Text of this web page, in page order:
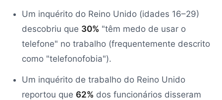
Um inquérito do Reino Unido (idades 16–29)
descobriu que 30% "têm medo de usar o
telefone" no trabalho (frequentemente descrito
como "telefonofobia").
Um inquérito de trabalho do Reino Unido
reportou que 62% dos funcionários disseram